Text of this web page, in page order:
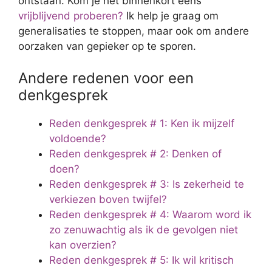
vrijblijvend proberen? Ik help je graag om
generalisaties te stoppen, maar ook om andere
oorzaken van gepieker op te sporen.
Andere redenen voor een
denkgesprek
Reden denkgesprek # 1: Ken ik mijzelf
voldoende?
Reden denkgesprek # 2: Denken of
doen?
Reden denkgesprek # 3: Is zekerheid te
verkiezen boven twijfel?
Reden denkgesprek # 4: Waarom word ik
zo zenuwachtig als ik de gevolgen niet
kan overzien?
Reden denkgesprek # 5: Ik wil kritisch